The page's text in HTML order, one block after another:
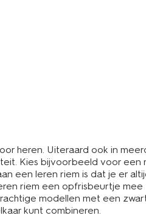
heren. Uiteraard ook in
Kies bijvoorbeeld voor een
een leren riem is dat je er
riem een opfrisbeurtje
modellen met een
kunt combineren.